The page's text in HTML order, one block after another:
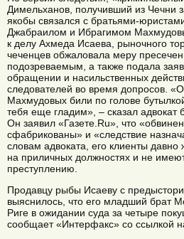
Димельханов, получивший из Чечни
якобы связался с братьями-
Джабраилом и Ибрагимом
к делу Ахмеда Исаева, рыночного
чеченцев обжаловала меру
подозреваемым, а также подала
обращении и насильственных
следователей во время допросов.
Махмудовых били по голове
тебя еще гладим», – сказал адвокат
Он заявил «Газете.Ru», что
сфабрикованы» и «следствие
словам адвоката, его клиенты
на приличных должностях и не
преступлению.
Продавцу рыбы Исаеву с
выяснилось, что его младший брат
Риге в ожидании суда за четыре
сообщает «Интерфакс» со ссылкой